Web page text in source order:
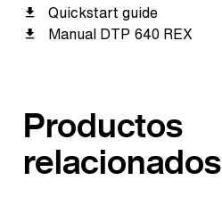
Quickstart guide
Manual DTP 640 REX
Productos
relacionados